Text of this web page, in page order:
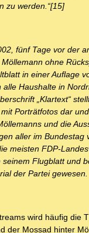
zu werden.“[15]
fünf Tage vor der
ohne
in einer Auflage
alle Haushalte in
„Klartext“
Porträtfotos dar
und die
aller im Bundestag
meisten FDP-
Flugblatt und
der Partei gewesen.
wird häufig die
der Mossad hinter